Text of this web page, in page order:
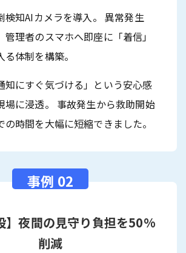
検知AIカメラを導入。 異常発生
管理者のスマホへ即座に「着信」
る体制を構築。
知にすぐ気づける」という安心感
場に浸透。 事故発生から救助開始
の時間を大幅に短縮できました。
】夜間の見守り負担を50%
削減